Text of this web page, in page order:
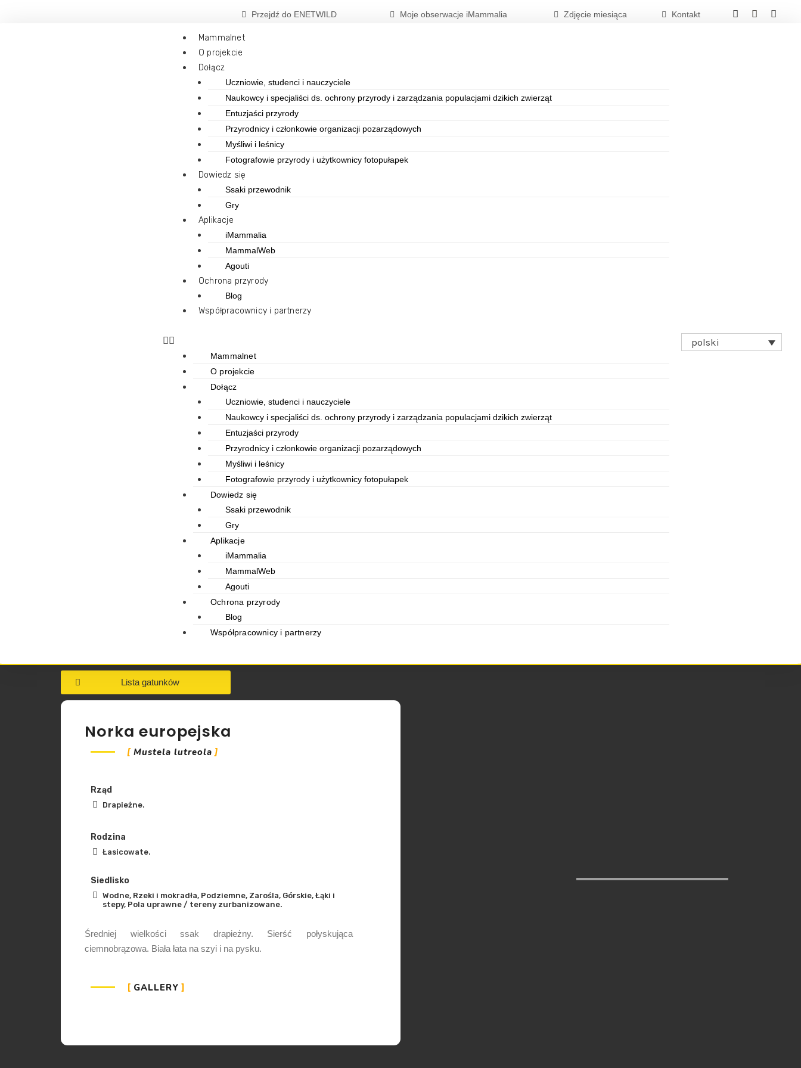
Przejdź do ENETWILD Moje obserwacje iMammalia Zdjęcie miesiąca Kontakt
Mammalnet
O projekcie
Dołącz
Uczniowie, studenci i nauczyciele
Naukowcy i specjaliści ds. ochrony przyrody i zarządzania populacjami dzikich zwierząt
Entuzjaści przyrody
Przyrodnicy i członkowie organizacji pozarządowych
Myśliwi i leśnicy
Fotografowie przyrody i użytkownicy fotopułapek
Dowiedz się
Ssaki przewodnik
Gry
Aplikacje
iMammalia
MammalWeb
Agouti
Ochrona przyrody
Blog
Współpracownicy i partnerzy
Mammalnet
O projekcie
Dołącz
Uczniowie, studenci i nauczyciele
Naukowcy i specjaliści ds. ochrony przyrody i zarządzania populacjami dzikich zwierząt
Entuzjaści przyrody
Przyrodnicy i członkowie organizacji pozarządowych
Myśliwi i leśnicy
Fotografowie przyrody i użytkownicy fotopułapek
Dowiedz się
Ssaki przewodnik
Gry
Aplikacje
iMammalia
MammalWeb
Agouti
Ochrona przyrody
Blog
Współpracownicy i partnerzy
polski
Lista gatunków
Norka europejska
Mustela lutreola
Rząd
Drapieżne.
Rodzina
Łasicowate.
Siedlisko
Wodne, Rzeki i mokradła, Podziemne, Zarośla, Górskie, Łąki i
stepy, Pola uprawne / tereny zurbanizowane.
Średniej wielkości ssak drapieżny. Sierść połyskująca
ciemnobrązowa. Biała łata na szyi i na pysku.
GALLERY